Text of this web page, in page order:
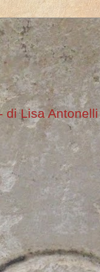
di Lisa Antonelli